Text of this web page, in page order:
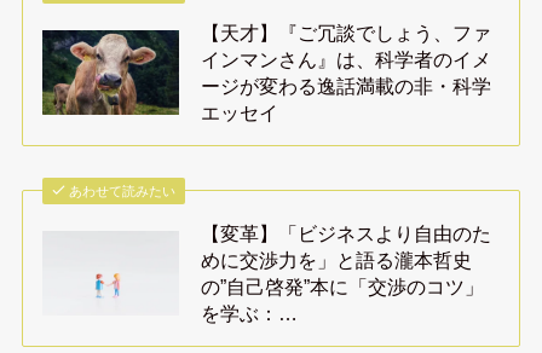
【天才】『ご冗談でしょう、ファ
インマンさん』は、科学者のイメ
ージが変わる逸話満載の非・科学
エッセイ
あわせて読みたい
【変革】「ビジネスより自由のた
めに交渉力を」と語る瀧本哲史
の”自己啓発”本に「交渉のコツ」
を学ぶ：…